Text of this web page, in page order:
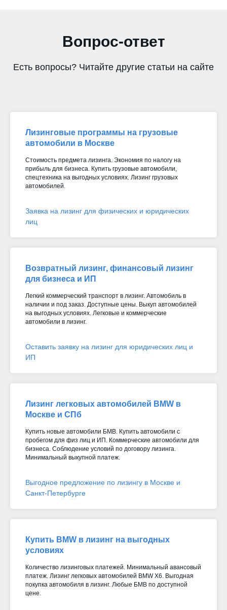
Вопрос-ответ
Есть вопросы? Читайте другие статьи на сайте
Лизинговые программы на грузовые
автомобили в Москве
Стоимость предмета лизинга. Экономия по налогу на
прибыль для бизнеса. Купить грузовые автомобили,
спецтехника на выгодных условиях. Лизинг грузовых
автомобилей.
Заявка на лизинг для физических и юридических
лиц
Возвратный лизинг, финансовый лизинг
для бизнеса и ИП
Легкий коммерческий транспорт в лизинг. Автомобиль в
наличии и под заказ. Доступные цены. Выкуп автомобилей
на выгодных условиях. Легковые и коммерческие
автомобили в лизинг.
Оставить заявку на лизинг для юридических лиц и
ИП
Лизинг легковых автомобилей BMW в
Москве и СПб
Купить новые автомобили БМВ. Купить автомобили с
пробегом для физ лиц и ИП. Коммерческие автомобили для
бизнеса. Соблюдение условий по договору лизинга.
Минимальный выкупной платеж.
Выгодное предложение по лизингу в Москве и
Санкт-Петербурге
Купить BMW в лизинг на выгодных
условиях
Количество лизинговых платежей. Минимальный авансовый
платеж. Лизинг легковых автомобилей BMW X6. Выгодная
покупка автомобиля в лизинг. Любые БМВ по доступной
цене.